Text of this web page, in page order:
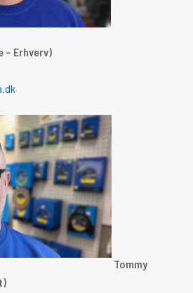
– Erhverv)
Tommy